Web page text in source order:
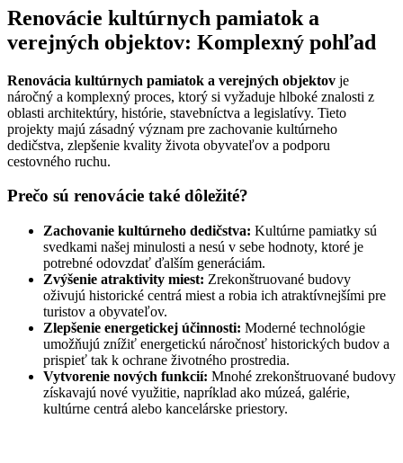
Renovácie kultúrnych pamiatok a
verejných objektov: Komplexný pohľad
Renovácia kultúrnych pamiatok a verejných objektov je
náročný a komplexný proces, ktorý si vyžaduje hlboké znalosti z
oblasti architektúry, histórie, stavebníctva a legislatívy. Tieto
projekty majú zásadný význam pre zachovanie kultúrneho
dedičstva, zlepšenie kvality života obyvateľov a podporu
cestovného ruchu.
Prečo sú renovácie také dôležité?
Zachovanie kultúrneho dedičstva: Kultúrne pamiatky sú
svedkami našej minulosti a nesú v sebe hodnoty, ktoré je
potrebné odovzdať ďalším generáciám.
Zvýšenie atraktivity miest: Zrekonštruované budovy
oživujú historické centrá miest a robia ich atraktívnejšími pre
turistov a obyvateľov.
Zlepšenie energetickej účinnosti: Moderné technológie
umožňujú znížiť energetickú náročnosť historických budov a
prispieť tak k ochrane životného prostredia.
Vytvorenie nových funkcií: Mnohé zrekonštruované budovy
získavajú nové využitie, napríklad ako múzeá, galérie,
kultúrne centrá alebo kancelárske priestory.